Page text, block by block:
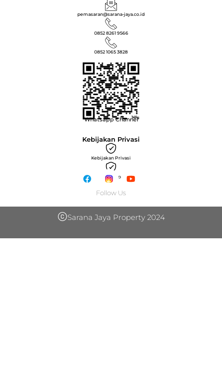
pemasaran@sarana-jaya.co.id
0852 8261 9566
0852 1065 3828
Whatsapp Channel
Kebijakan Privasi
Kebijakan Privasi
sitemap
Follow Us
Sarana Jaya Property 2024